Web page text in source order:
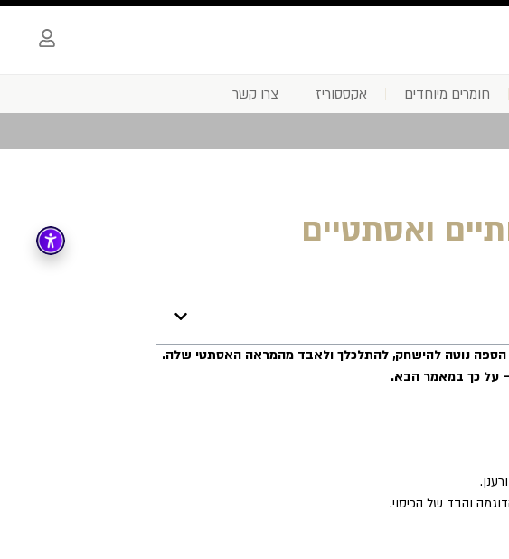
חומרים מיוחדים אקססוריז צרו קשר
ואסתטיים
הספה נוטה להישחק, להתלכלך ולאבד מהמראה האסתטי שלה.
– על כך במאמר הבא.
והבד של הכיסוי.